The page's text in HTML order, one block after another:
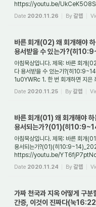
https://youtu.be/
할까요? 회개하지 않으면 안 되는 일
Date 2020.11.26 By갈렙
바른 회개(02) 왜 회개해야
용서받을 수 있는가?(히
아침묵상입니다. 제목: 바른 회개
다 용서받을 수 있는가?(히
1u0YWRc 1. 한 번 회개하면 지은
회개해서 모든 ...
Date 2020.11.25 By갈렙
바른 회개(01) 왜 회개해야
용서되는가?(01)(히
아침묵상입니다. 제목: 바른 회개
용서되는가?(01)(히
https://youtu.be/YT6fjP7ptNo 1.
할까요? 그리고 왜 믿는 자들이든지
Date 2020.11.24 By갈렙
가짜 천국과 지옥 어떻게 구
간증, 이것이 진짜다(눅